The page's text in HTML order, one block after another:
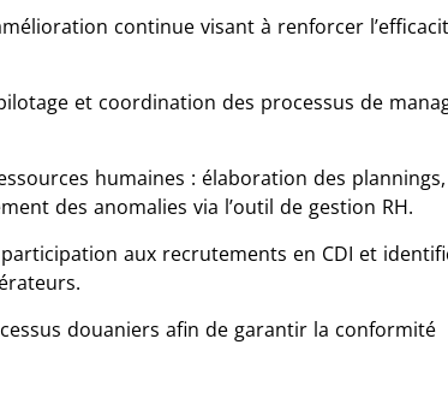
continue visant à renforcer
et coordination des processus de
humaines : élaboration des
des anomalies via l’outil de gestion RH.
aux recrutements en CDI et
douaniers afin de garantir la conformité